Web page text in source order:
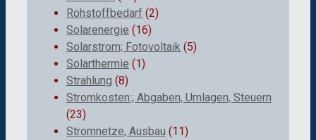
Rohstoffbedarf (2)
Solarenergie (16)
Solarstrom; Fotovoltaik (5)
Solarthermie (1)
Strahlung (8)
Stromkosten:; Abgaben, Umlagen, Steuern
(23)
Stromnetze, Ausbau (11)